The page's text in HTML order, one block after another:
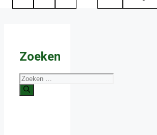
Zoeken
Zoek
naar: